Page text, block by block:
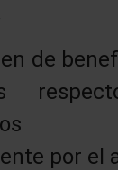
de
por el